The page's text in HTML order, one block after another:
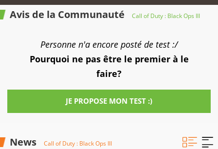
Avis de la Communauté Call of Duty : Black Ops III
Personne n'a encore posté de test :/
Pourquoi ne pas être le premier à le
faire?
JE PROPOSE MON TEST :)
News Call of Duty : Black Ops III